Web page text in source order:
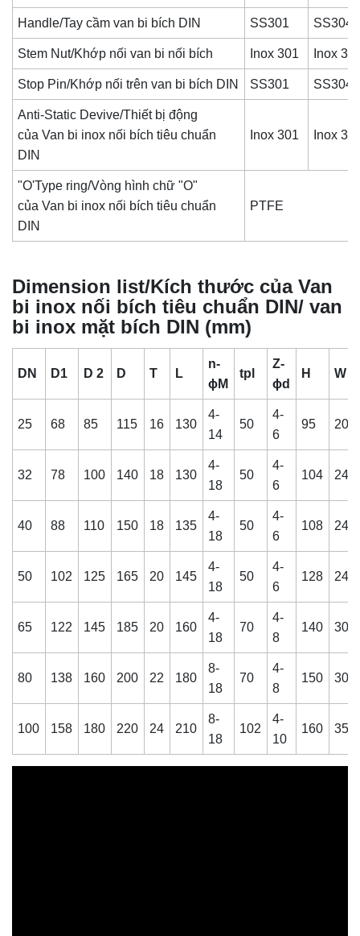
Handle/Tay cầm van bi bích DIN SS301 SS304
Stem Nut/Khớp nối van bi nối bích Inox 301 Inox
Stop Pin/Khớp nối trên van bi bích DIN SS301 SS304
Anti-Static Devive/Thiết bị động
củaVan bi inox nối bích tiêu chuẩn
DIN
Inox 301 Inox
"O'Type ring/Vòng hình chữ "O"
củaVan bi inox nối bích tiêu chuẩn
DIN
PTFE
Dimension list/Kích thước của Van
bi inox nối bích tiêu chuẩn DIN/ van
bi inox mặt bích DIN (mm)
DN D1 D 2 D T L
n-
ϕM
tpl
Z-
ϕd
H W
25 68 85 115 16 130
4-
14
50
4-
6
95 200
32 78 100 140 18 130
4-
18
50
4-
6
104 240
40 88 110 150 18 135
4-
18
50
4-
6
108 240
50 102 125 165 20 145
4-
18
50
4-
6
128 240
65 122 145 185 20 160
4-
18
70
4-
8
140 300
80 138 160 200 22 180
8-
18
70
4-
8
150 300
100 158 180 220 24 210
8-
18
102
4-
10
160 350